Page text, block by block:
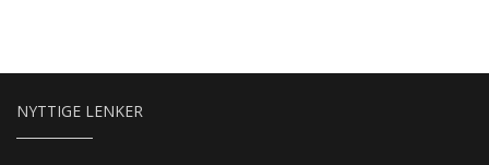
NYTTIGE LENKER